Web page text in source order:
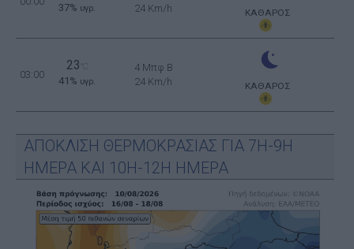
37% υγρ. 24 Km/h ΚΑΘΑΡΟΣ
03:00
23
41% υγρ.
4 Μπφ B
24 Km/h
ΚΑΘΑΡΟΣ
ΑΠΟΚΛΙΣΗ ΘΕΡΜΟΚΡΑΣΙΑΣ ΓΙΑ 7Η-9Η
ΗΜΕΡΑ ΚΑΙ 10Η-12Η ΗΜΕΡΑ